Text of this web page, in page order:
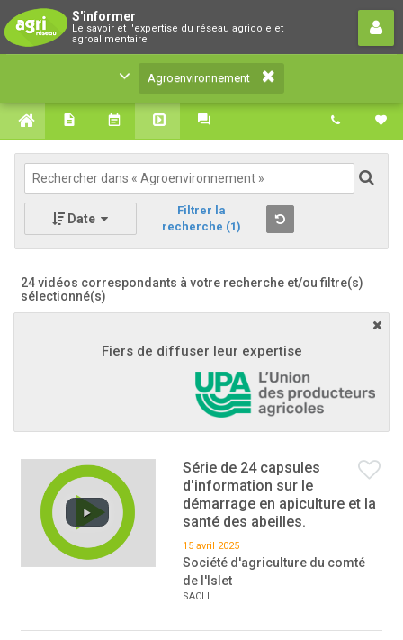
S'informer
Le savoir et l'expertise du réseau agricole et
agroalimentaire
Agroenvironnement
Le savoir et l'expertise du réseau agricole et
agroalimentaire
Agroenvironnement
Date
Filtrer la
recherche (1)
24 vidéos correspondants à votre recherche et/ou filtre(s)
sélectionné(s)
Fiers de diffuser leur expertise
Série de 24 capsules
d'information sur le
démarrage en apiculture et la
santé des abeilles.
15 avril 2025
Société d'agriculture du comté
de l'Islet
SACLI